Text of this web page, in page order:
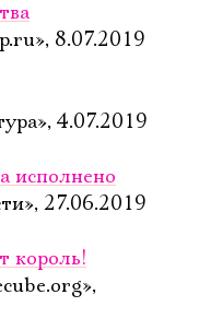
8.07.2019
4.07.2019
исполнено
27.06.2019
король!